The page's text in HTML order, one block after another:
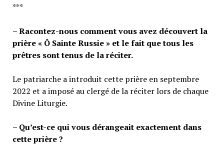
***
– Racontez-nous comment vous avez découvert la
prière « Ô Sainte Russie » et le fait que tous les
prêtres sont tenus de la réciter.
Le patriarche a introduit cette prière en septembre
2022 et a imposé au clergé de la réciter lors de chaque
Divine Liturgie.
– Qu’est-ce qui vous dérangeait exactement dans
cette prière ?